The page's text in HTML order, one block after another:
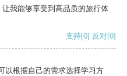
我能够享受到高品质的旅行体
支持[0] 反对[0]
以根据自己的需求选择学习方